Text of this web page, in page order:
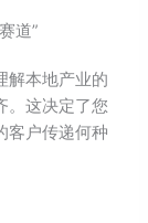
道”
解本地产业的
。这决定了您
客户传递何种